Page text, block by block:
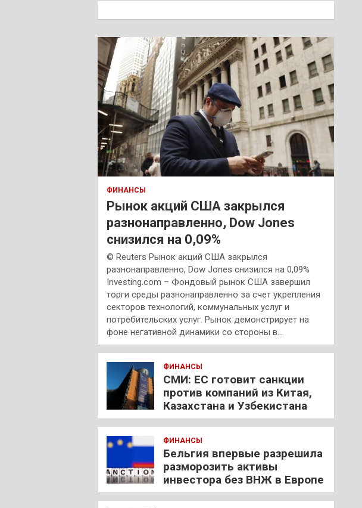
к
ФИНАНСЫ
Рынок акций США закрылся
разнонаправленно, Dow Jones
снизился на 0,09%
© Reuters Рынок акций США закрылся
разнонаправленно, Dow Jones снизился на 0,09%
Investing.com – Фондовый рынок США завершил
торги среды разнонаправленно за счет укрепления
секторов технологий, коммунальных услуг и
потребительских услуг. Рынок демонстрирует на
фоне негативной динамики со стороны в…
ФИНАНСЫ
СМИ: ЕС готовит санкции
против компаний из Китая,
Казахстана и Узбекистана
ФИНАНСЫ
Бельгия впервые разрешила
разморозить активы
инвестора без ВНЖ в Европе